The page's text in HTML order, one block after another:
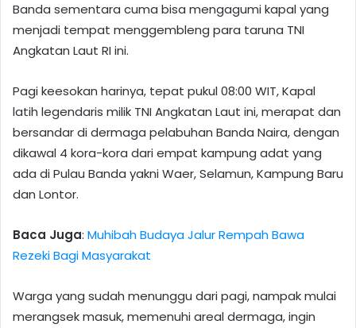
Banda sementara cuma bisa mengagumi kapal yang
menjadi tempat menggembleng para taruna TNI
Angkatan Laut RI ini.
Pagi keesokan harinya, tepat pukul 08:00 WIT, Kapal
latih legendaris milik TNI Angkatan Laut ini, merapat dan
bersandar di dermaga pelabuhan Banda Naira, dengan
dikawal 4 kora-kora dari empat kampung adat yang
ada di Pulau Banda yakni Waer, Selamun, Kampung Baru
dan Lontor.
Baca Juga: Muhibah Budaya Jalur Rempah Bawa
Rezeki Bagi Masyarakat
Warga yang sudah menunggu dari pagi, nampak mulai
merangsek masuk, memenuhi areal dermaga, ingin